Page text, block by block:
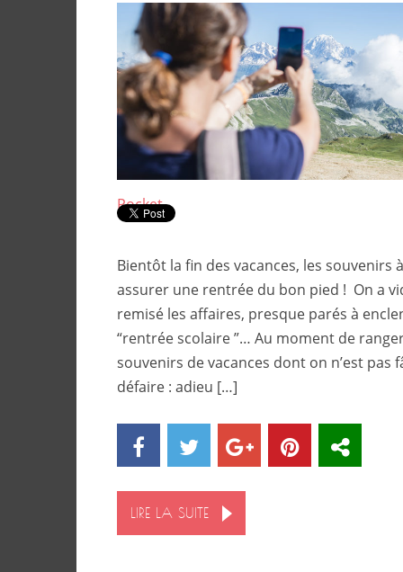
Pocket
Bientôt la fin des vacances, les souvenirs
assurer une rentrée du bon pied ! On a
remisé les affaires, presque parés à
“rentrée scolaire ”… Au moment de
souvenirs de vacances dont on n’est pas
défaire : adieu […]
LIRE LA SUITE